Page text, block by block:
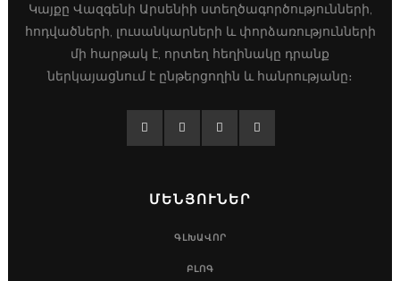
Կայքը Վազգենի Արսենիի ստեղծագործությունների,
հոդվածների, լուսանկարների և փորձառությունների
մի հարթակ է, որտեղ հեղինակը դրանք
ներկայացնում է ընթերցողին և հանրությանը։
ՄԵՆՅՈՒՆԵՐ
ԳԼԽԱՎՈՐ
ԲԼՈԳ